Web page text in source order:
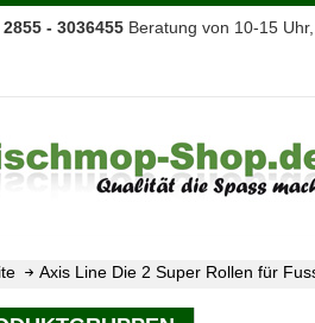
- 3036455 Beratung von 10-15
Axis Line Die 2 Super Rollen für